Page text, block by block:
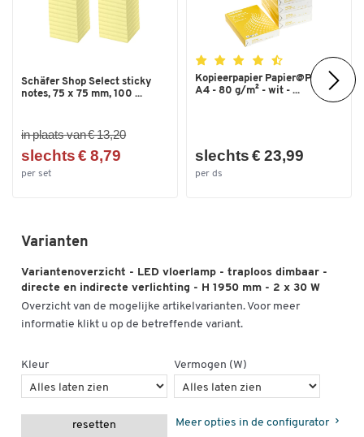
Schäfer Shop Select sticky
notes, 75 x 75 mm, 100 ...
in plaats van € 13,20
slechts € 8,79
per set
Kopieerpapier Papier@Print -
A4 - 80 g/m² - wit - ...
slechts € 23,99
per ds
Varianten
Variantenoverzicht - LED vloerlamp - traploos dimbaar -
directe en indirecte verlichting - H 1950 mm - 2 x 30 W
Overzicht van de mogelijke artikelvarianten. Voor meer
informatie klikt u op de betreffende variant.
Kleur Vermogen (W)
resetten Meer opties in de configurator